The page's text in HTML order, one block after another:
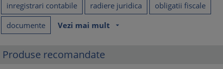
inregistrari contabile
radiere juridica
obligatii fiscale
documente
Vezi mai mult arrow_drop_down
Produse recomandate